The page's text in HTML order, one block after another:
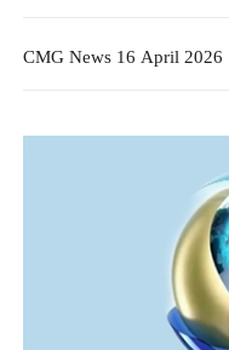
CMG News 16 April 2026